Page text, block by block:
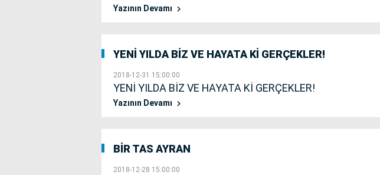
Yazının Devamı
YENİ YILDA BİZ VE HAYATA Kİ GERÇEKLER!
2018-12-31 15:00:00
YENİ YILDA BİZ VE HAYATA Kİ GERÇEKLER!
Yazının Devamı
BİR TAS AYRAN
2018-12-28 15:00:00